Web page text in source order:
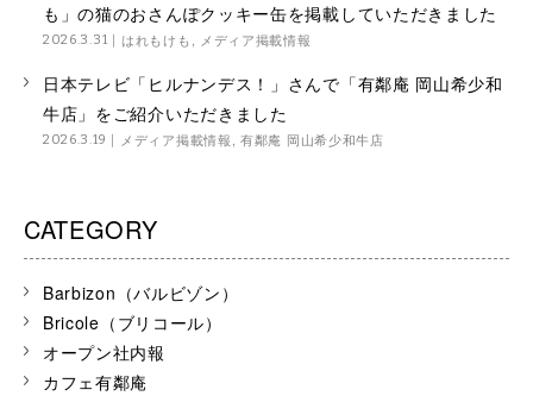
も」の猫のおさんぽクッキー缶を掲載していただきました
2026.3.31 はれもけも , メディア掲載情報
日本テレビ「ヒルナンデス！」さんで「有鄰庵 岡山希少和
牛店」をご紹介いただきました
2026.3.19 メディア掲載情報,有鄰庵 岡山希少和牛店
CATEGORY
Barbizon（バルビゾン）
Bricole（ブリコール）
オープン社内報
カフェ有鄰庵